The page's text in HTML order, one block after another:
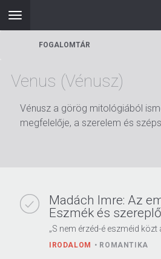
Toggle
navigation
FOGALOMTÁR
Venus (Vénusz)
Vénusz a görög mitológiából
megfelelője, a szerelem és
Madách Imre: Az
Eszmék és
„S nem érzéd-é eszméid közt
IRODALOM ROMANTIKA